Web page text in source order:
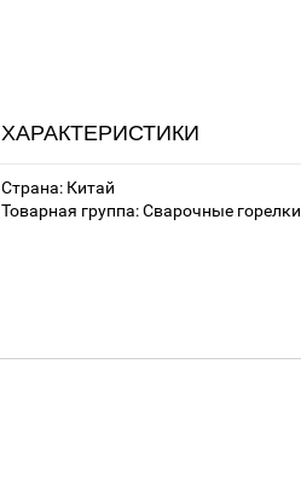
ХАРАКТЕРИСТИКИ
Страна: Китай
Товарная группа: Сварочные горелки